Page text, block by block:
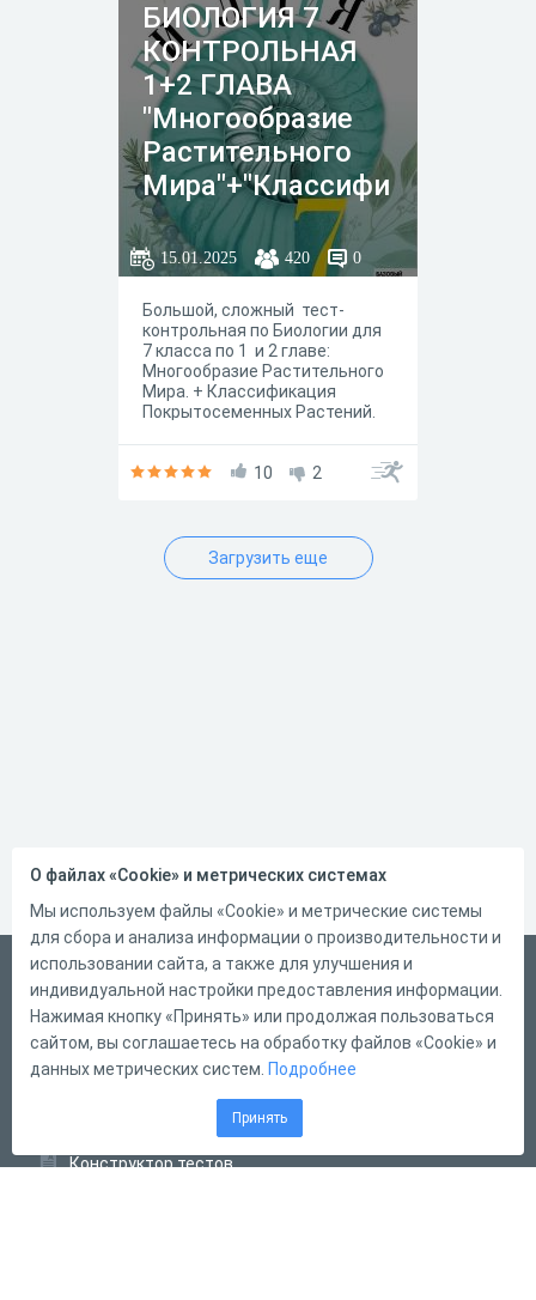
БИОЛОГИЯ 7
КОНТРОЛЬНАЯ
1+2 ГЛАВА
"Многообразие
Растительного
Мира"+"Классифи
кация
Покрытосеменн
ых Растений." (с
мгновенными
ответами)
15.01.2025 420 0
Большой, сложный тест-
контрольная по Биологии для
7 класса по 1 и 2 главе:
Многообразие Растительного
Мира. + Классификация
Покрытосеменных Растений.
10 2
Загрузить еще
Русский
Справка
Форма обратной связи
Конструктор тестов
О файлах «Cookie» и метрических системах
Мы используем файлы «Cookie» и метрические системы
для сбора и анализа информации о производительности и
использовании сайта, а также для улучшения и
индивидуальной настройки предоставления информации.
Нажимая кнопку «Принять» или продолжая пользоваться
сайтом, вы соглашаетесь на обработку файлов «Cookie» и
данных метрических систем. Подробнее
Принять